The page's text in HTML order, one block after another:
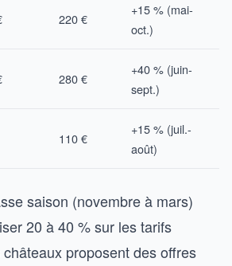
220 €
+15 % (mai-
oct.)
280 €
+40 % (juin-
sept.)
110 €
+15 % (juil.-
août)
saison (novembre à mars)
20 à 40 % sur les tarifs
proposent des offres